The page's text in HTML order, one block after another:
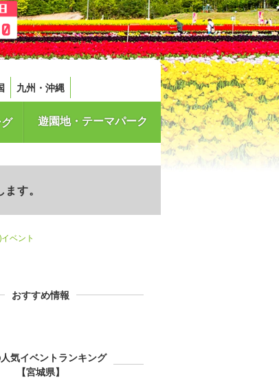
九州・沖縄
遊園地・テーマパーク
す。
ベント
おすすめ情報
気イベントランキング
【宮城県】